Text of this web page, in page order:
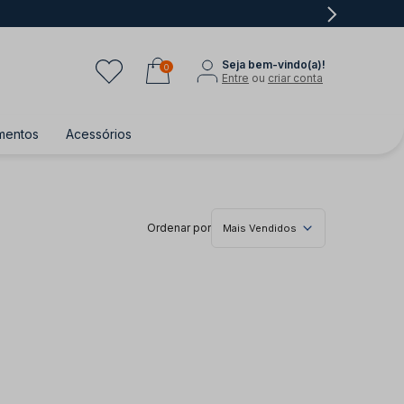
0
Seja bem-vindo(a)!
Entre ou criar conta
Acessórios
Ordenar por Mais Vendidos